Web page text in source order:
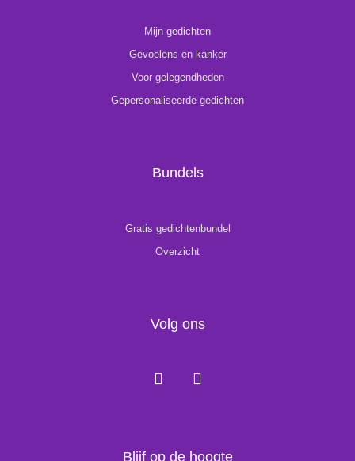
Mijn gedichten
Gevoelens en kanker
Voor gelegendheden
Gepersonaliseerde gedichten
Bundels
Gratis gedichtenbundel
Overzicht
Volg ons
F
a
o
I
n
g
Blijf op de hoogte